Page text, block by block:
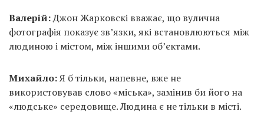
Валерій:Джон Жарковскі вважає, що вулична
фотографія показує зв’язки, які встановлюються між
людиною і містом, між іншими об’єктами.
Михайло:Я б тільки, напевне, вже не
використовував слово «міська», замінив би його на
«людське» середовище. Людина є не тільки в місті.